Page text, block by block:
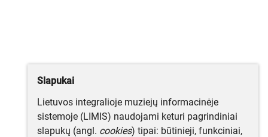
Slapukai
Lietuvos integralioje muziejų informacinėje
sistemoje (LIMIS) naudojami keturi pagrindiniai
slapukų (angl. cookies) tipai: būtinieji, funkciniai,